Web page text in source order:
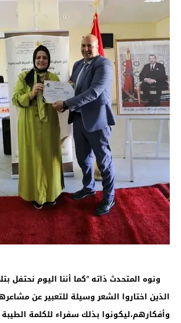
ونوه المتحدث ذاته “كما أننا اليوم نحتفل
الذين اختاروا الشعر وسيلة للتعبير عن
وأفكارهم،ليكونوا بذلك سفراء للكلمة الطيبة